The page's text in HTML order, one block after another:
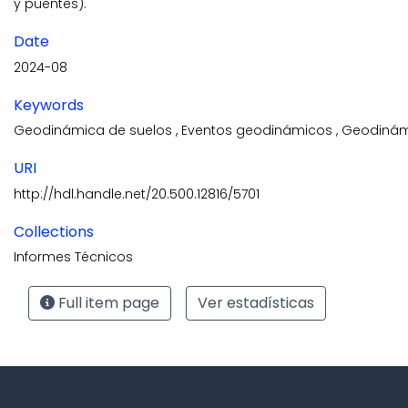
y puentes).
Date
2024-08
Keywords
Geodinámica de suelos , Eventos geodinámicos ,
URI
http://hdl.handle.net/20.500.12816/5701
Collections
Informes Técnicos
Full item page Ver estadísticas